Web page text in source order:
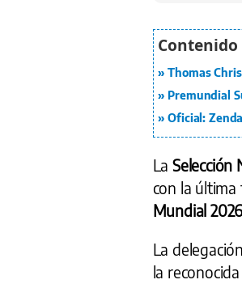
Thomas
Premundial
Oficial:
La Selección
con la última
Mundial 2026
La
la